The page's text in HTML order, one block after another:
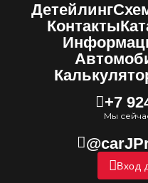
Детейлинг
Контакты
+7
Мы
Вход